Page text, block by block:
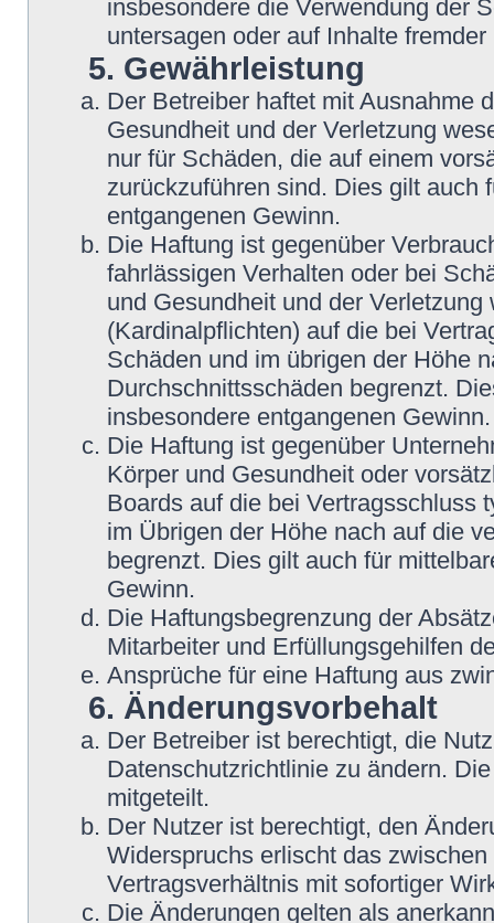
insbesondere die Verwendung der
untersagen oder auf Inhalte
5. Gewährleistung
Der Betreiber haftet mit Ausnahme
Gesundheit und der Verletzung
nur für Schäden, die auf einem
zurückzuführen sind. Dies gilt auch
entgangenen Gewinn.
Die Haftung ist gegenüber
fahrlässigen Verhalten oder bei
und Gesundheit und der
(Kardinalpflichten) auf die bei
Schäden und im übrigen der Höhe
Durchschnittsschäden begrenzt.
insbesondere entgangenen Gewinn.
Die Haftung ist gegenüber
Körper und Gesundheit oder
Boards auf die bei Vertragsschluss
im Übrigen der Höhe nach auf die
begrenzt. Dies gilt auch für
Gewinn.
Die Haftungsbegrenzung der
Mitarbeiter und Erfüllungsgehilfen
Ansprüche für eine Haftung aus
6. Änderungsvorbehalt
Der Betreiber ist berechtigt, die
Datenschutzrichtlinie zu ändern.
mitgeteilt.
Der Nutzer ist berechtigt, den
Widerspruchs erlischt das
Vertragsverhältnis mit sofortiger
Die Änderungen gelten als